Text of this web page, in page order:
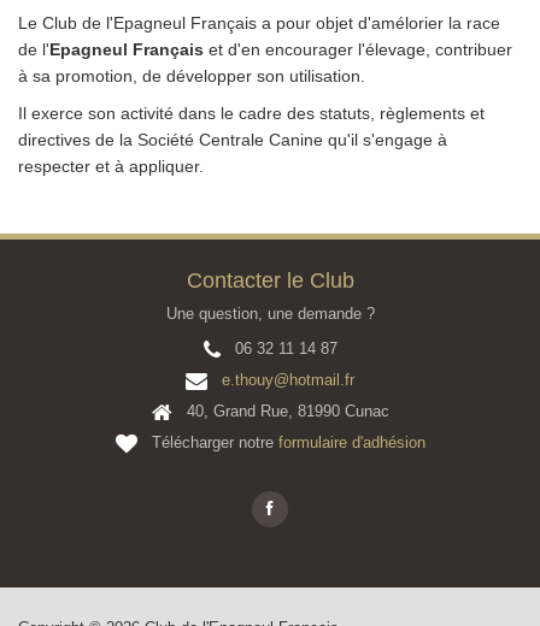
Le Club de l'Epagneul Français a pour objet d'amélorier la race
de l'Epagneul Français et d'en encourager l'élevage, contribuer
à sa promotion, de développer son utilisation.
Il exerce son activité dans le cadre des statuts, règlements et
directives de la Société Centrale Canine qu'il s'engage à
respecter et à appliquer.
Contacter le Club
Une question, une demande ?
06 32 11 14 87
e.thouy@hotmail.fr
40, Grand Rue, 81990 Cunac
Télécharger notre formulaire d'adhésion